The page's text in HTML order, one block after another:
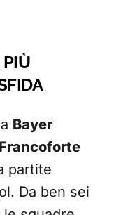
PIÙ
Bayer
partite
Da ben sei